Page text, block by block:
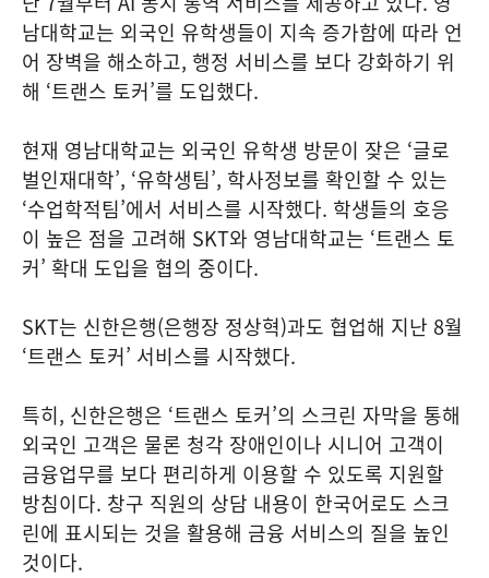
남대학교는 외국인 유학생들이 지속 증가함에 따라 언
어 장벽을 해소하고, 행정 서비스를 보다 강화하기 위
해 ‘트랜스 토커’를 도입했다.
현재 영남대학교는 외국인 유학생 방문이 잦은 ‘글로
벌인재대학’, ‘유학생팀’, 학사정보를 확인할 수 있는
‘수업학적팀’에서 서비스를 시작했다. 학생들의 호응
이 높은 점을 고려해 SKT와 영남대학교는 ‘트랜스 토
커’ 확대 도입을 협의 중이다.
SKT는 신한은행(은행장 정상혁)과도 협업해 지난 8월
‘트랜스 토커’ 서비스를 시작했다.
특히, 신한은행은 ‘트랜스 토커’의 스크린 자막을 통해
외국인 고객은 물론 청각 장애인이나 시니어 고객이
금융업무를 보다 편리하게 이용할 수 있도록 지원할
방침이다. 창구 직원의 상담 내용이 한국어로도 스크
린에 표시되는 것을 활용해 금융 서비스의 질을 높인
것이다.